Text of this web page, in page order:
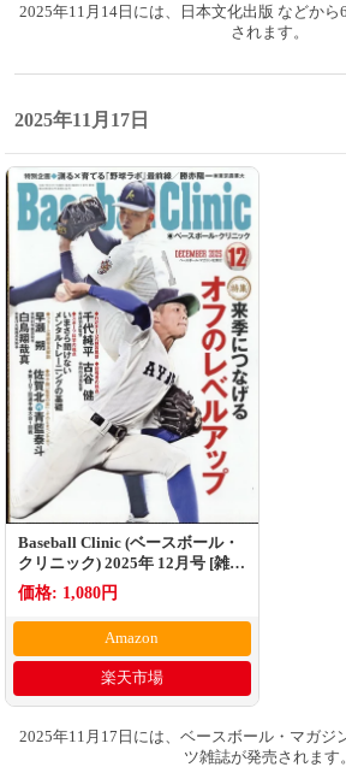
2025年11月14日には、日本文化出版 などか
されます。
2025年11月17日
Baseball Clinic (ベースボール・
クリニック) 2025年 12月号 [雑
誌]
価格: 1,080円
Amazon
楽天市場
2025年11月17日には、ベースボール・マガジ
ツ雑誌が発売されます。